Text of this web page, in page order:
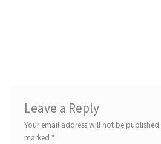
Leave a Reply
Your email address will not be published.
marked *